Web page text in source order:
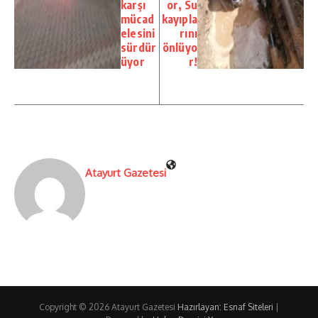
karşı
mücad
elesini
sürdür
üyor
or, Su
kayıpla
rını
önlüyo
r!
Atayurt Gazetesi
Copyright © 2026 Atayurt Gazetesi Hazırlayan: Esnaf Siteleri